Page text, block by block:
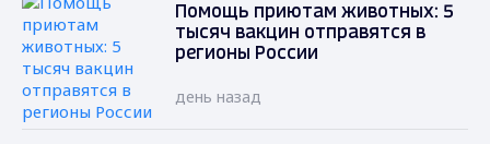
Помощь приютам животных: 5
тысяч вакцин отправятся в
регионы России
день назад